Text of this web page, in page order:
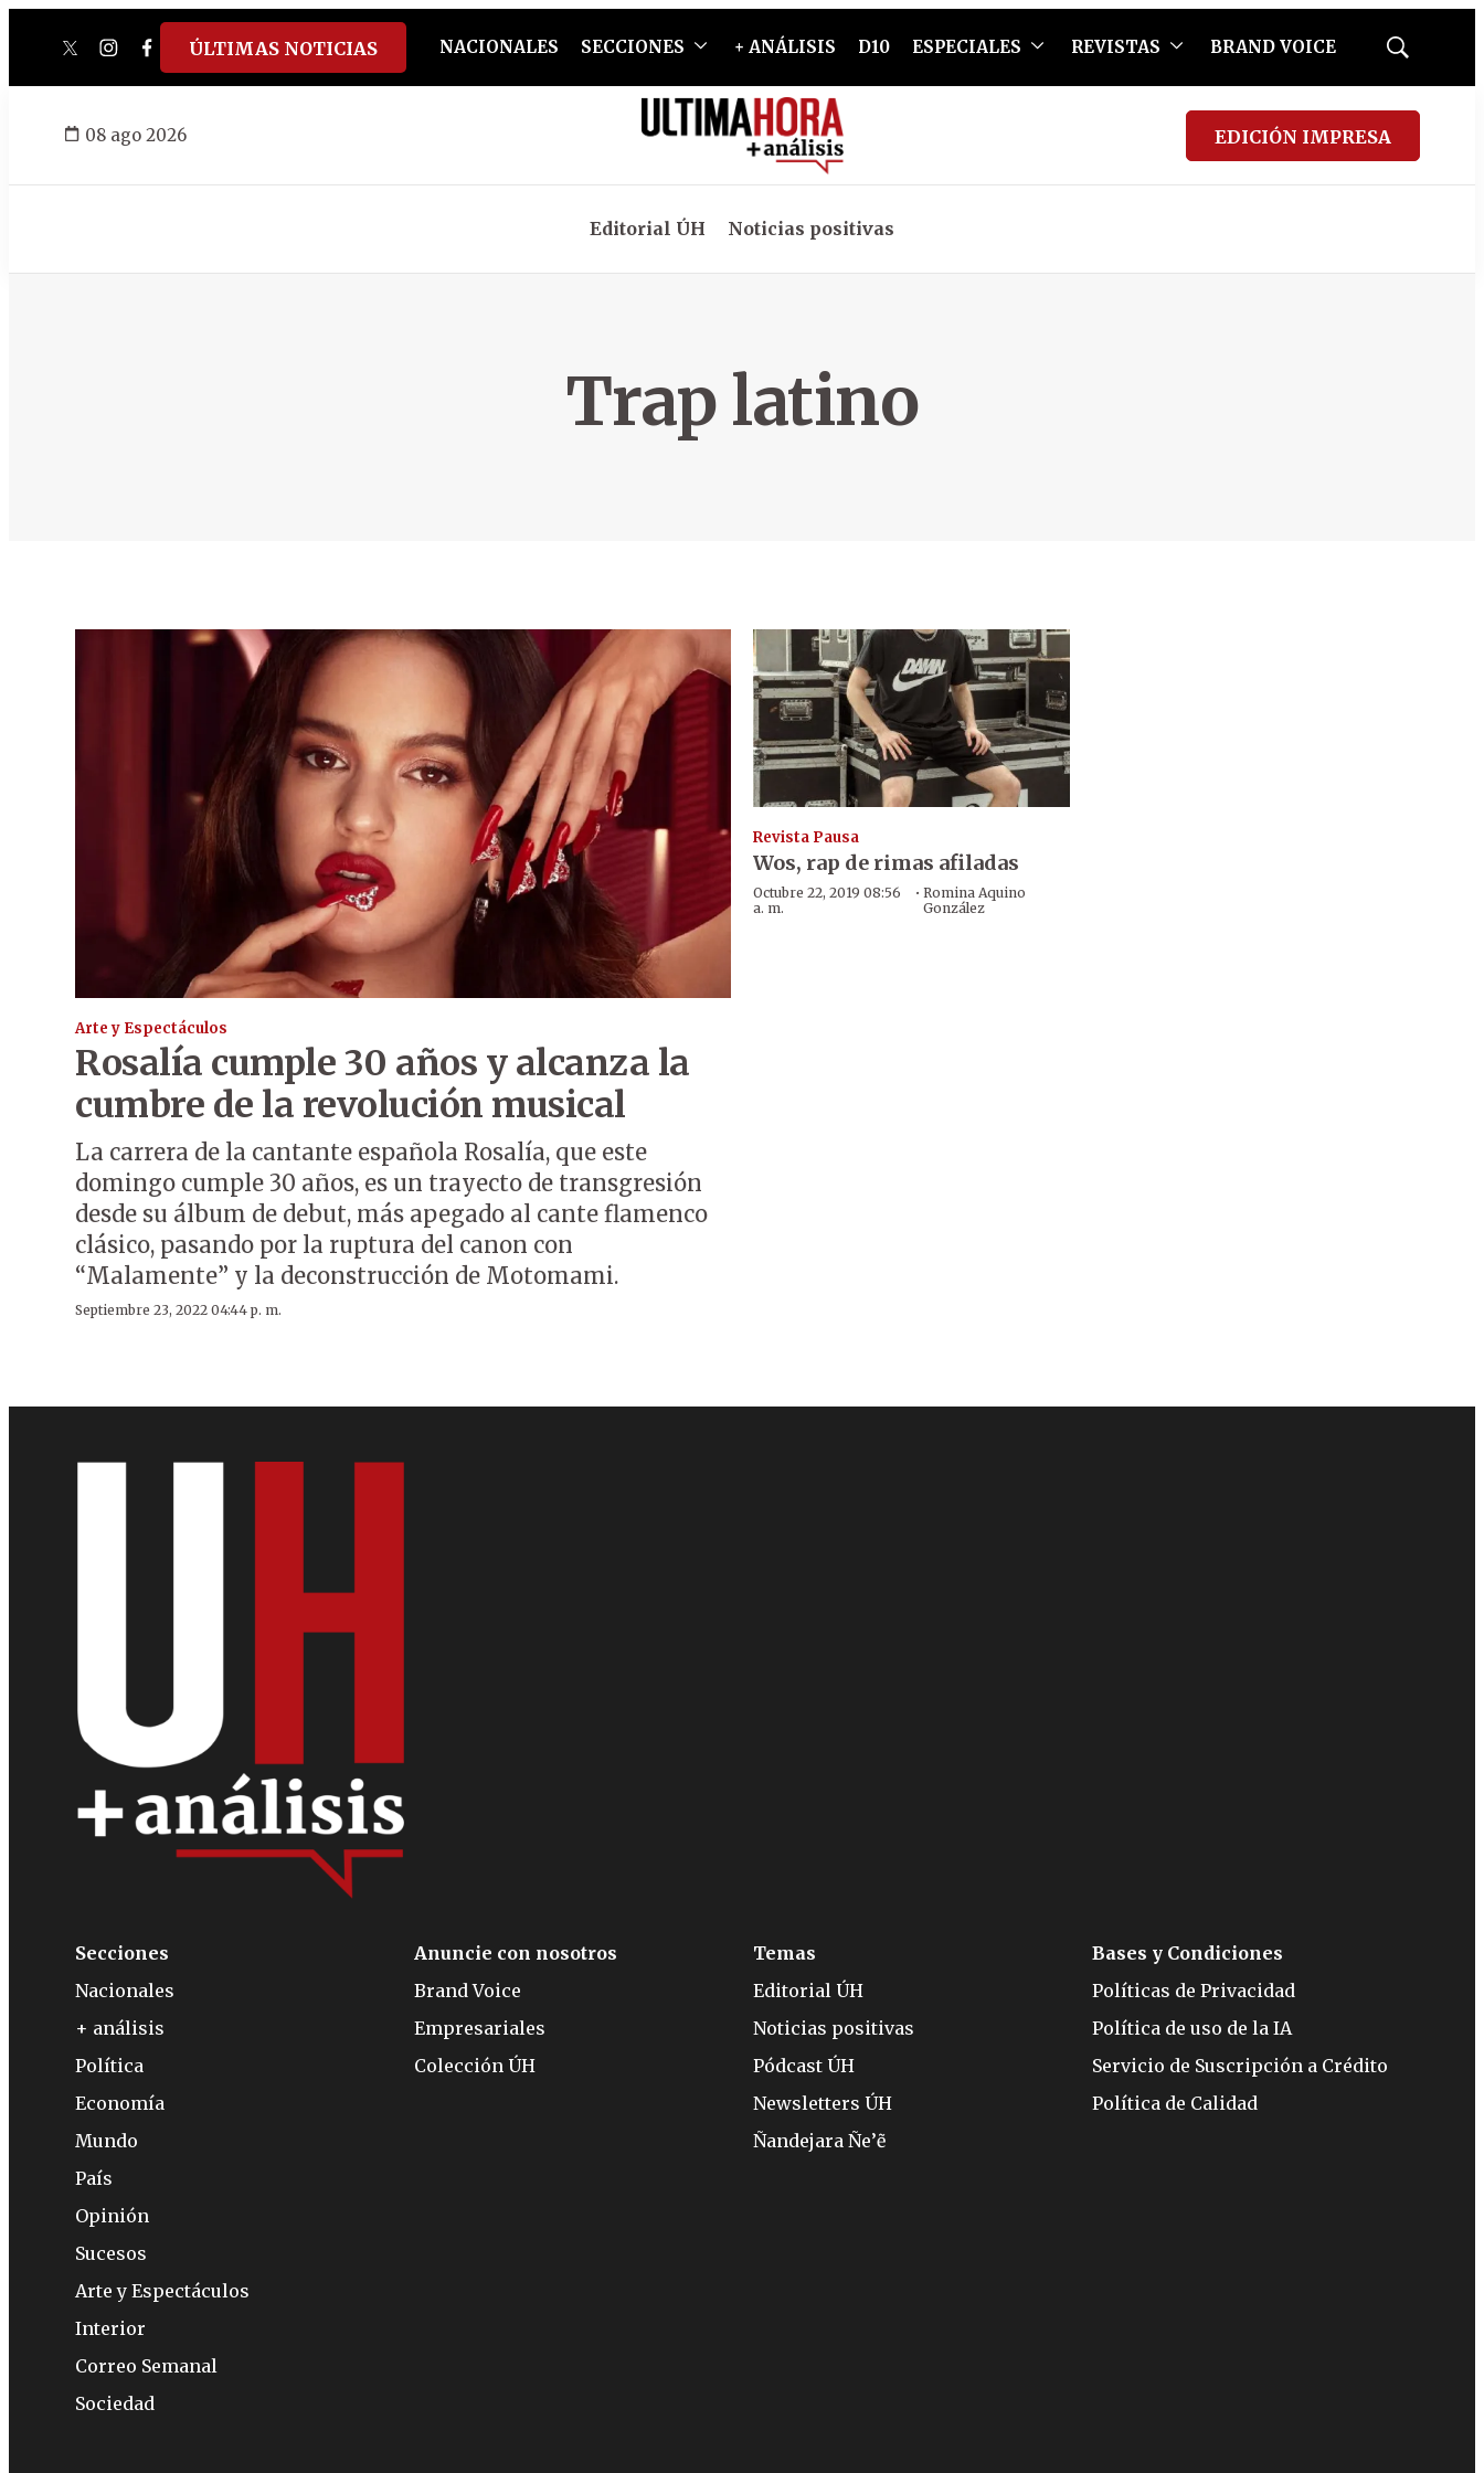
twitterinstagram
facebook
tiktokyoutube
spotify
ÚLTIMAS NOTICIAS NACIONALES SECCIONES + ANÁLISIS D10 ESPECIALES REVISTAS BRAND VOICE
Mostrar
08 ago 2026 EDICIÓN IMPRESA
Editorial ÚH Noticias positivas
Trap latino
Arte y Espectáculos
Rosalía cumple 30 años y alcanza la
cumbre de la revolución musical
La carrera de la cantante española Rosalía, que este
domingo cumple 30 años, es un trayecto de transgresión
desde su álbum de debut, más apegado al cante flamenco
clásico, pasando por la ruptura del canon con
“Malamente” y la deconstrucción de Motomami.
Septiembre 23, 2022 04:44 p. m.
Revista Pausa
Wos, rap de rimas afiladas
Octubre 22, 2019 08:56
a. m.
·Romina Aquino
González
Secciones
Nacionales
+ análisis
Política
Economía
Mundo
País
Opinión
Sucesos
Arte y Espectáculos
Interior
Correo Semanal
Sociedad
Anuncie con nosotros
Brand Voice
Empresariales
Colección ÚH
Temas
Editorial ÚH
Noticias positivas
Pódcast ÚH
Newsletters ÚH
Ñandejara Ñe’ẽ
Bases y Condiciones
Políticas de Privacidad
Política de uso de la IA
Servicio de Suscripción a Crédito
Política de Calidad